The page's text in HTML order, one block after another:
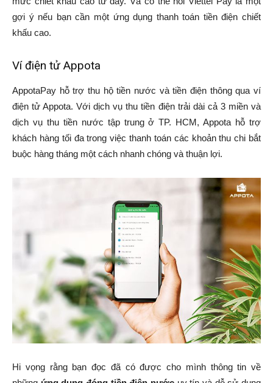
gợi ý nếu bạn cần một ứng dụng thanh toán tiền điện chiết
khấu cao.
Ví điện tử Appota
AppotaPay hỗ trợ thu hộ tiền nước và tiền điện thông qua ví
điện tử Appota. Với dịch vụ thu tiền điện trải dài cả 3 miền và
dịch vụ thu tiền nước tập trung ở TP. HCM, Appota hỗ trợ
khách hàng tối đa trong việc thanh toán các khoản thu chi bắt
buộc hàng tháng một cách nhanh chóng và thuận lợi.
Hi vọng rằng bạn đọc đã có được cho mình thông tin về